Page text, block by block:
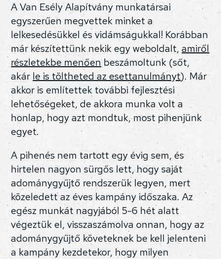
A Van Esély Alapítvány munkatársai
egyszerűen megvettek minket a
lelkesedésükkel és vidámságukkal! Korábban
már készítettünk nekik egy weboldalt,amiről
részletekbe menően beszámoltunk (sőt,
akár le is töltheted az esettanulmányt). Már
akkor is említettek további fejlesztési
lehetőségeket, de akkora munka volt a
honlap, hogy azt mondtuk, most pihenjünk
egyet.
A pihenés nem tartott egy évig sem, és
hirtelen nagyon sürgős lett, hogy saját
adománygyűjtő rendszerük legyen, mert
közeledett az éves kampány időszaka. Az
egész munkát nagyjából 5-6 hét alatt
végeztük el, visszaszámolva onnan, hogy az
adománygyűjtő követeknek be kell jelenteni
a kampány kezdetekor, hogy milyen